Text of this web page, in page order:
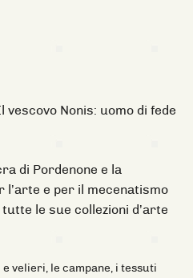
Nonis: uomo di fede
di Pordenone e la
l’arte e per il mecenatismo
le sue collezioni d’arte
velieri, le campane, i tessuti